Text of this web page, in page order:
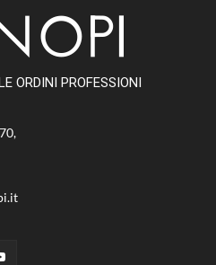
ORDINI PROFESSIONI